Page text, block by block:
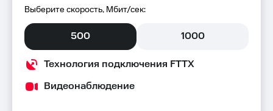
Выберите скорость, Мбит/сек:
500 1000
Технология подключения FTTX
Видеонаблюдение